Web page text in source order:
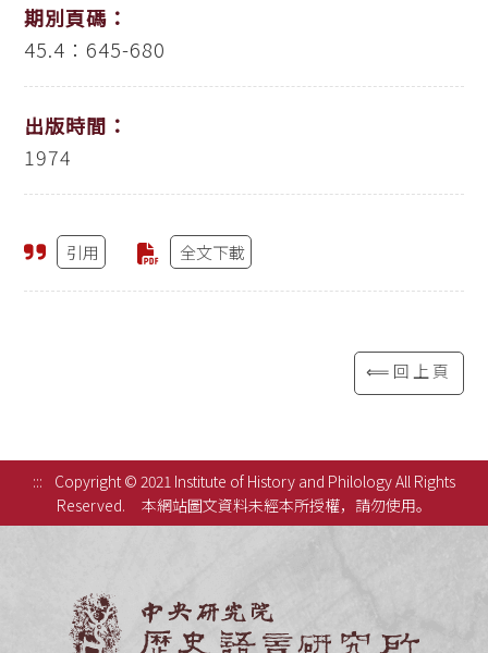
期別頁碼：
45.4：645-680
出版時間：
1974
引用 全文下載
⟸回上頁
:::
Copyright © 2021 Institute of History and Philology All Rights
Reserved.
本網站圖文資料未經本所授權，請勿使用。